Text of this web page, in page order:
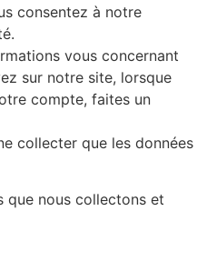
consentez à notre
vous concernant
sur notre site, lorsque
compte, faites un
collecter que les données
que nous collectons et